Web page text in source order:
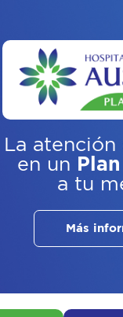
La atención
en un
a tu
Más